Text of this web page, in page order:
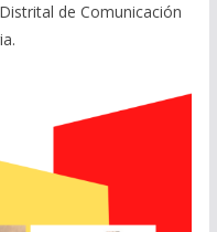
de Comunicación